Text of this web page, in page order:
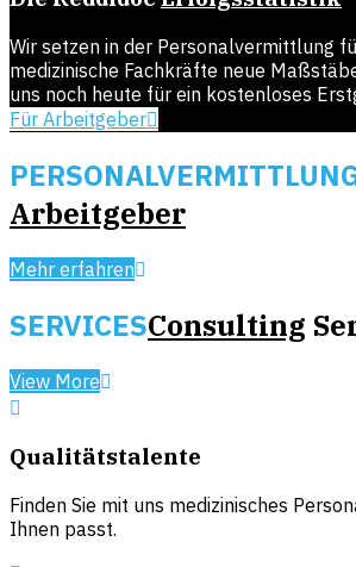
Wir setzen in der Personalvermittlung
medizinische Fachkräfte neue
uns noch heute für ein kostenloses
Für Arbeitgeber
Arbeitgeber
Mehr erfahren
SERVICESConsulting
View More
Qualitätstalente
Finden Sie mit uns medizinisches
Ihnen passt.